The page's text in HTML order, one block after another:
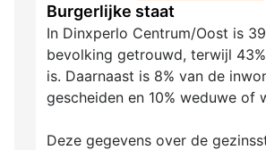
Burgerlijke staat
In Dinxperlo Centrum/Oost is
bevolking getrouwd, terwijl
is. Daarnaast is 8% van de
gescheiden en 10% weduwe of
Deze gegevens over de